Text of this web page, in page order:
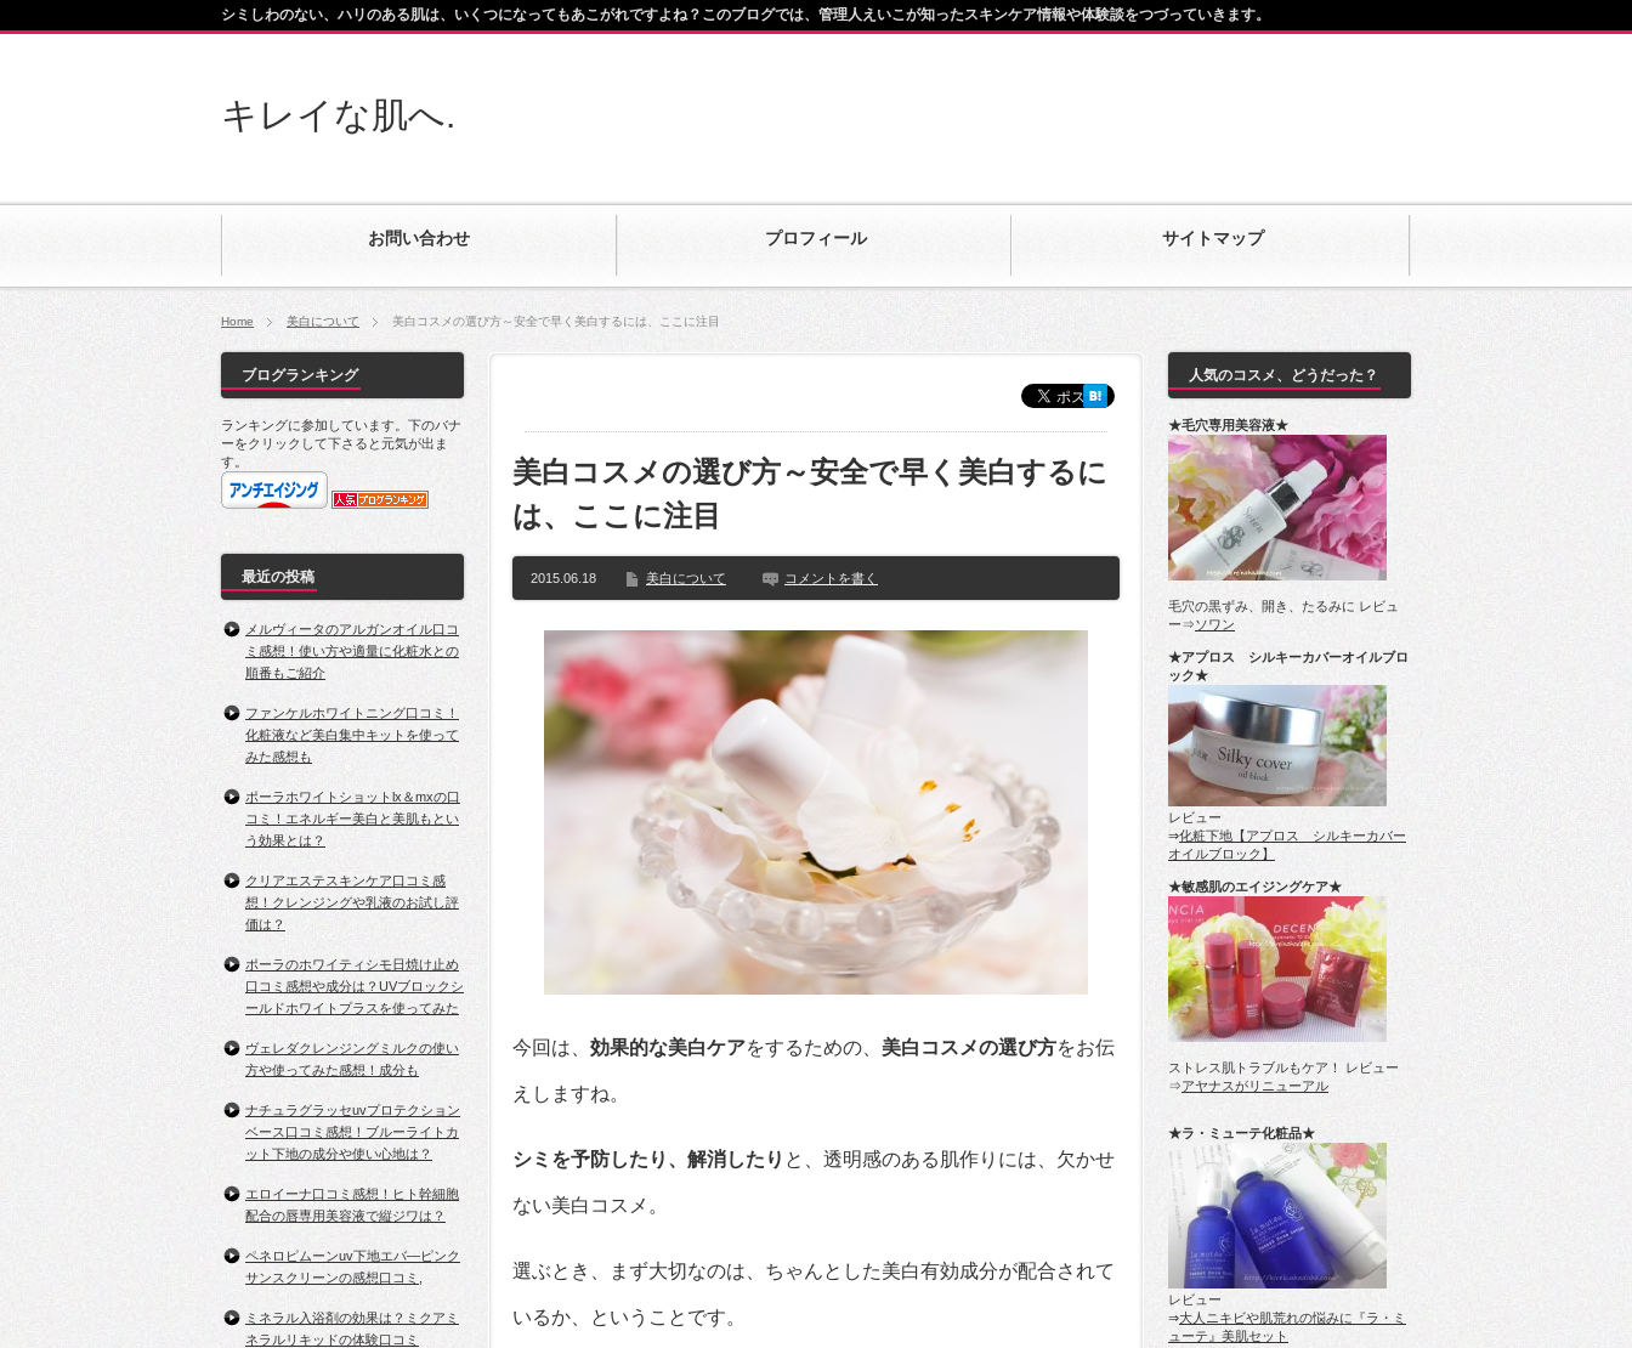
キレイな肌へ.
お問い合わせ プロフィール サイトマップ
シミしわのない、ハリのある肌は、いくつになってもあこがれですよね？このブログでは、管理人えいこが知ったスキンケア情報や体験談をつづっていきます。
Home 美白について 美白コスメの選び方～安全で早く美白するには、ここに注目
美白コスメの選び方～安全で早く美白するに
は、ここに注目
2015.06.18 美白について コメントを書く
今回は、 効果的な美白ケアをするための、 美白コスメの選び方をお伝
えしますね。
シミを予防したり、解消したり と、透明感のある肌作りには、欠かせ
ない美白コスメ。
選ぶとき、まず大切なのは、ちゃんとした美白有効成分が配合されて
いるか、ということです。
ブログランキング
ランキングに参加しています。下のバナ
ーをクリックして下さると元気が出ま
す。
最近の投稿
メルヴィータのアルガンオイル口コ
ミ感想！使い方や適量に化粧水との
順番もご紹介
ファンケルホワイトニング口コミ！
化粧液など美白集中キットを使って
みた感想も
ポーラホワイトショットlx＆mxの口
コミ！エネルギー美白と美肌もとい
う効果とは？
クリアエステスキンケア口コミ感
想！クレンジングや乳液のお試し評
価は？
ポーラのホワイティシモ日焼け止め
口コミ感想や成分は？UVブロックシ
ールドホワイトプラスを使ってみた
ヴェレダクレンジングミルクの使い
方や使ってみた感想！成分も
ナチュラグラッセuvプロテクション
ベース口コミ感想！ブルーライトカ
ット下地の成分や使い心地は？
エロイーナ口コミ感想！ヒト幹細胞
配合の唇専用美容液で縦ジワは？
ペネロピムーンuv下地エバ―ピンク
サンスクリーンの感想口コミ,
ミネラル入浴剤の効果は？ミクアミ
ネラルリキッドの体験口コミ
人気のコスメ、どうだった？
★毛穴専用美容液★
毛穴の黒ずみ、開き、たるみに レビュ
ー⇒ソワン
★アプロス シルキーカバーオイルブロ
ック★
レビュー
⇒化粧下地【アプロス シルキーカバー
オイルブロック】
★敏感肌のエイジングケア★
ストレス肌トラブルもケア！ レビュー
⇒アヤナスがリニューアル
★ラ・ミューテ化粧品★
レビュー
⇒大人ニキビや肌荒れの悩みに『ラ・ミ
ューテ』美肌セット